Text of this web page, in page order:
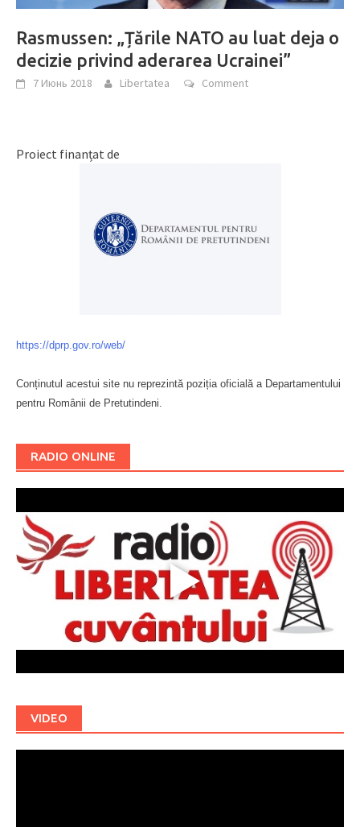
Rasmussen: „Țările NATO au luat deja o
decizie privind aderarea Ucrainei”
7 Июнь 2018 Libertatea Comment
Proiect finanțat de
https://dprp.gov.ro/web/
Conținutul acestui site nu reprezintă poziția oficială a Departamentului
pentru Românii de Pretutindeni.
RADIO ONLINE
VIDEO